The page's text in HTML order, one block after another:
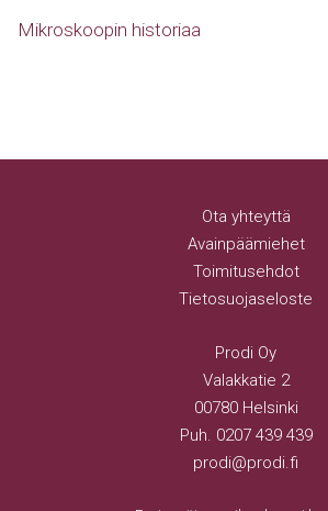
Mikroskoopin historiaa
Ota yhteyttä
Avainpäämiehet
Toimitusehdot
Tietosuojaseloste
Prodi Oy
Valakkatie 2
00780 Helsinki
Puh. 0207 439 439
prodi@prodi.fi